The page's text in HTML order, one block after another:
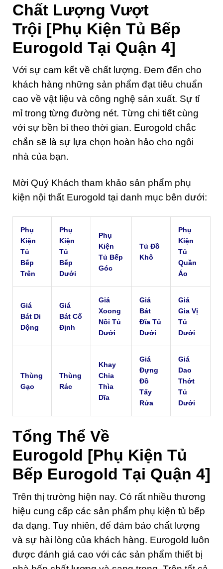
Chất Lượng Vượt
Trội [Phụ Kiện Tủ Bếp
Eurogold Tại Quận 4]
Với sự cam kết về chất lượng. Đem đến cho
khách hàng những sản phẩm đạt tiêu chuẩn
cao về vật liệu và công nghệ sản xuất. Sự tỉ
mỉ trong từng đường nét. Từng chi tiết cùng
với sự bền bỉ theo thời gian. Eurogold chắc
chắn sẽ là sự lựa chọn hoàn hảo cho ngôi
nhà của bạn.
Mời Quý Khách tham khảo sản phẩm phụ
kiện nội thất Eurogold tại danh mục bên dưới:
Phụ
Kiện
Tủ
Bếp
Trên
Phụ
Kiện
Tủ
Bếp
Dưới
Phụ
Kiện
Tủ Bếp
Góc
Tủ Đồ
Khô
Phụ
Kiện
Tủ
Quần
Áo
Giá
Bát Di
Dộng
Giá
Bát Cố
Định
Giá
Xoong
Nồi Tủ
Dưới
Giá
Bát
Đĩa Tủ
Dưới
Giá
Gia Vị
Tủ
Dưới
Thùng
Gạo
Thùng
Rác
Khay
Chia
Thìa
Dĩa
Giá
Đựng
Đồ
Tẩy
Rửa
Giá
Dao
Thớt
Tủ
Dưới
Tổng Thể Về
Eurogold [Phụ Kiện Tủ
Bếp Eurogold Tại Quận 4]
Trên thị trường hiện nay. Có rất nhiều thương
hiệu cung cấp các sản phẩm phụ kiện tủ bếp
đa dạng. Tuy nhiên, để đảm bảo chất lượng
và sự hài lòng của khách hàng. Eurogold luôn
được đánh giá cao với các sản phẩm thiết bị